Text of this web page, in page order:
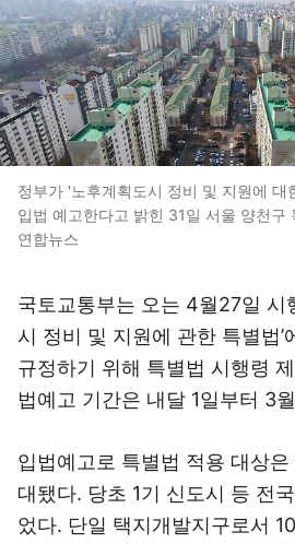
정부가 '노후계획도시 정비 및 지원에 대
입법 예고한다고 밝힌 31일 서울 양천구
연합뉴스
국토교통부는 오는 4월27일 시
시 정비 및 지원에 관한 특별법’
규정하기 위해 특별법 시행령
법예고 기간은 내달 1일부터 3
입법예고로 특별법 적용 대상
대됐다. 당초 1기 신도시 등 전
었다. 단일 택지개발지구로서